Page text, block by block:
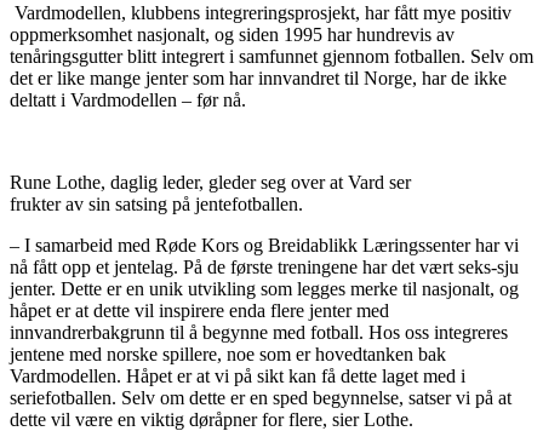
Vardmodellen, klubbens integreringsprosjekt, har fått mye positiv
oppmerksomhet nasjonalt, og siden 1995 har hundrevis av
tenåringsgutter blitt integrert i samfunnet gjennom fotballen. Selv om
det er like mange jenter som har innvandret til Norge, har de ikke
deltatt i Vardmodellen – før nå.
Rune Lothe, daglig leder, gleder seg over at Vard ser
frukter av sin satsing på jentefotballen.
– I samarbeid med Røde Kors og Breidablikk Læringssenter har vi
nå fått opp et jentelag. På de første treningene har det vært seks-sju
jenter. Dette er en unik utvikling som legges merke til nasjonalt, og
håpet er at dette vil inspirere enda flere jenter med
innvandrerbakgrunn til å begynne med fotball. Hos oss integreres
jentene med norske spillere, noe som er hovedtanken bak
Vardmodellen. Håpet er at vi på sikt kan få dette laget med i
seriefotballen. Selv om dette er en sped begynnelse, satser vi på at
dette vil være en viktig døråpner for flere, sier Lothe.